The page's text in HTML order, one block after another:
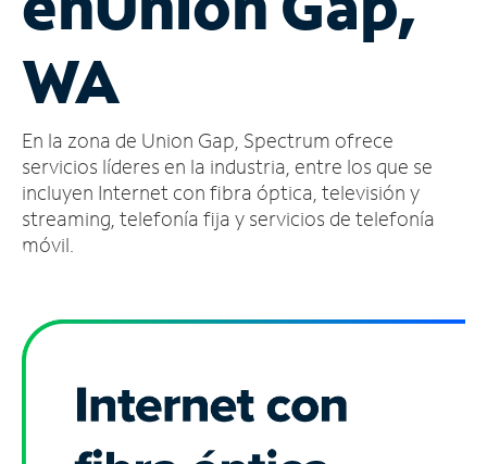
cuenta
Encuentra
tienda
WA
En la zona de Union Gap, Spectrum ofrece
servicios líderes en la industria, entre los que se
incluyen Internet con fibra óptica, televisión y
streaming, telefonía fija y servicios de telefonía
móvil.